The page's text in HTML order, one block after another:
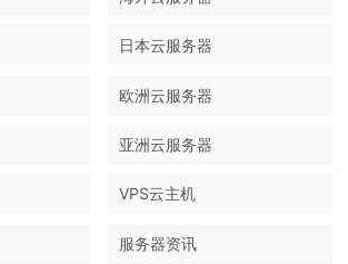
日本云服务器
欧洲云服务器
亚洲云服务器
VPS云主机
服务器资讯